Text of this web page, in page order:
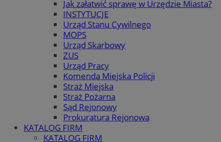
Jak załatwić sprawę w Urzędzie Miasta?
INSTYTUCJE
Urząd Stanu Cywilnego
MOPS
Urząd Skarbowy
ZUS
Urząd Pracy
Komenda Miejska Policji
Straż Miejska
Straż Pożarna
Sąd Rejonowy
Prokuratura Rejonowa
KATALOG FIRM
KATALOG FIRM